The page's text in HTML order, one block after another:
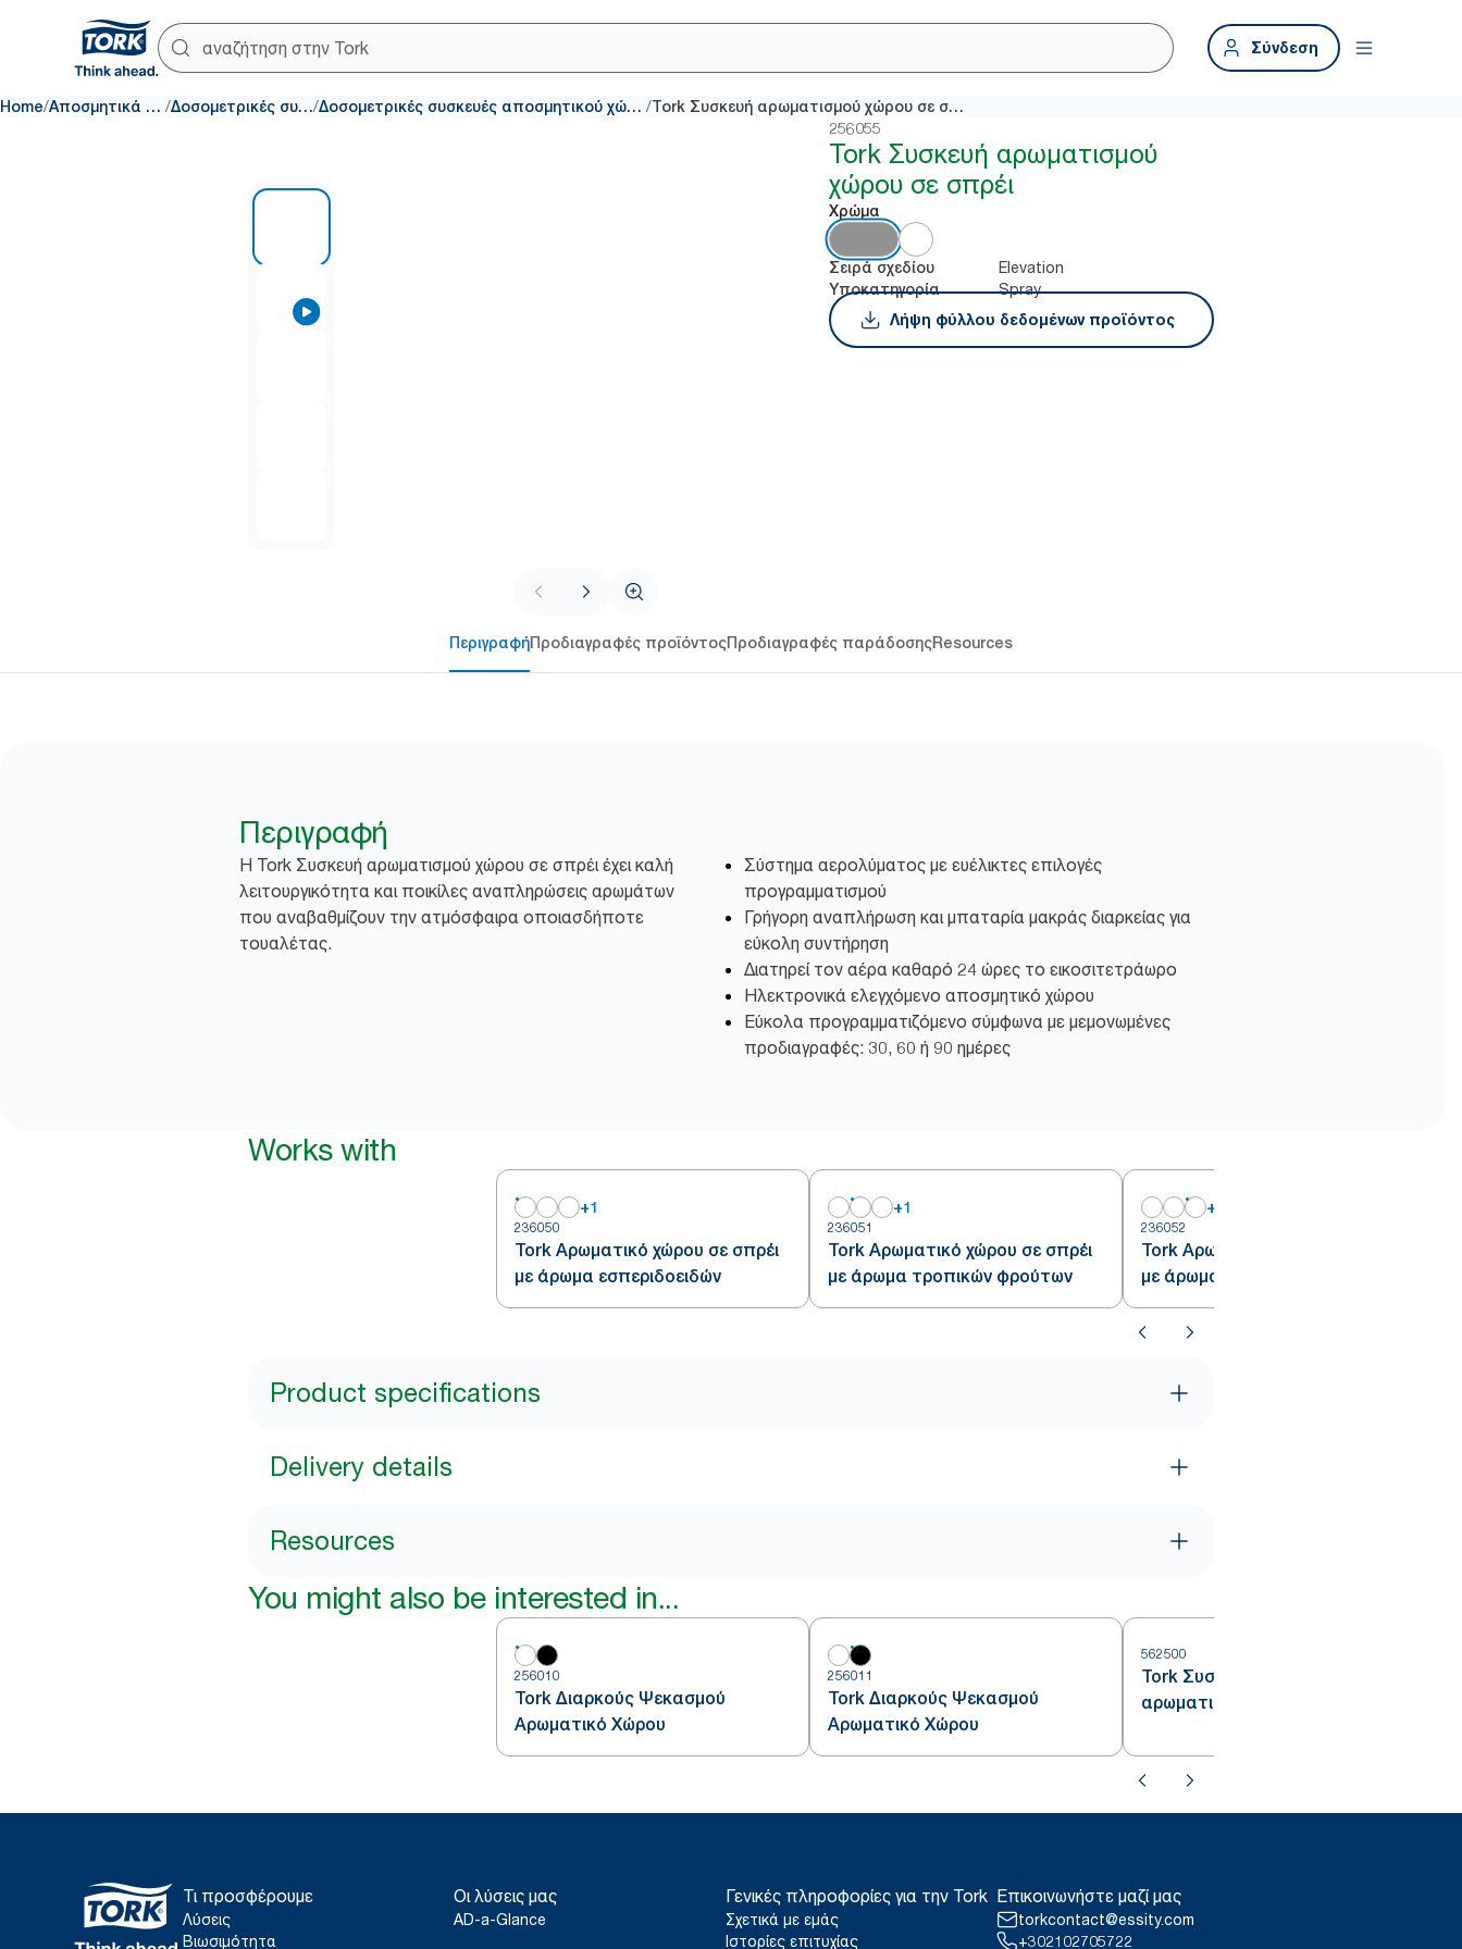
Σύνδεση
Home/ Αποσμητικά χώρου / Δοσομετρικές συσκευές/ Δοσομετρικές συσκευές αποσμητικού χώρου σε σπρέι / Tork Συσκευή αρωματισμού χώρου σε σπρέι
256055
Tork Συσκευή αρωματισμού
χώρου σε σπρέι
Χρώμα
Σειρά σχεδίου Elevation
Υποκατηγορία
Spray
Λήψη φύλλου δεδομένων προϊόντος
ΠεριγραφήΠροδιαγραφές προϊόντοςΠροδιαγραφές παράδοσηςResources
Περιγραφή
Η Tork Συσκευή αρωματισμού χώρου σε σπρέι έχει καλή
λειτουργικότητα και ποικίλες αναπληρώσεις αρωμάτων
που αναβαθμίζουν την ατμόσφαιρα οποιασδήποτε
τουαλέτας.
Σύστημα αερολύματος με ευέλικτες επιλογές
προγραμματισμού
Γρήγορη αναπλήρωση και μπαταρία μακράς διαρκείας για
εύκολη συντήρηση
Διατηρεί τον αέρα καθαρό 24 ώρες το εικοσιτετράωρο
Ηλεκτρονικά ελεγχόμενο αποσμητικό χώρου
Εύκολα προγραμματιζόμενο σύμφωνα με μεμονωμένες
προδιαγραφές: 30, 60 ή 90 ημέρες
Works with
+1
236050
Tork Αρωματικό χώρου σε σπρέι
με άρωμα εσπεριδοειδών
+1
236051
Tork Αρωματικό χώρου σε σπρέι
με άρωμα τροπικών φρούτων
+
236052
Tork Αρωματικό χώρου σε σπρέι
με άρωμα λουλουδιών
Product specifications
Delivery details
Resources
You might also be interested in...
256010
Tork Διαρκούς Ψεκασμού
Αρωματικό Χώρου
256011
Tork Διαρκούς Ψεκασμού
Αρωματικό Χώρου
562500
Tork Συσκευή για τοποθέτηση
αρωματικού χώρου
Τι προσφέρουμε
Λύσεις
Βιωσιμότητα
Οι λύσεις μας
AD-a-Glance
Γενικές πληροφορίες για την Tork
Σχετικά με εμάς
Ιστορίες επιτυχίας
Επικοινωνήστε μαζί μας
torkcontact@essity.com
+302102705722